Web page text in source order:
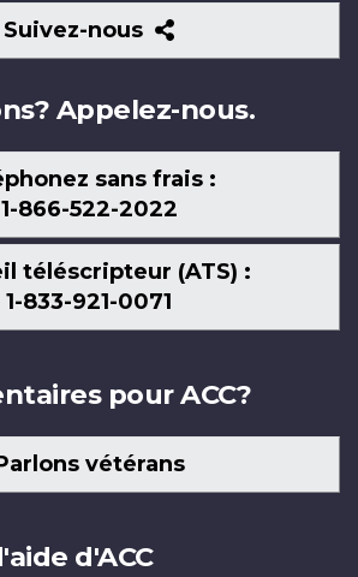
Suivez-nous
Suivez-
nous
Appelez-nous.
sans frais :
1-866-522-2022
téléscripteur (ATS) :
1-833-921-0071
pour ACC?
vétérans
d'ACC